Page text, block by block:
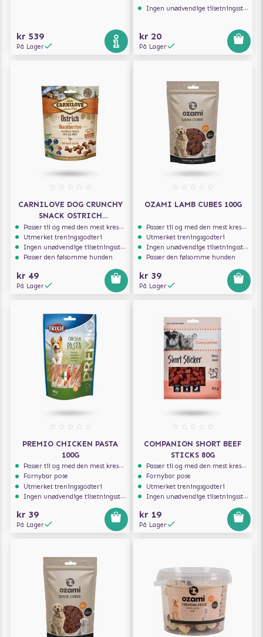
kr 539
På Lager
Ingen unødvendige tilsetningsstoffer
kr 20
På Lager
CARNILOVE DOG CRUNCHY
SNACK OSTRICH
BLACKBERRIES 200G
Passer til og med den mest kresne hunden
Utmerket treningsgodteri
Ingen unødvendige tilsetningsstoffer
Passer den følsomme hunden
kr 49
På Lager
OZAMI LAMB CUBES 100G
Passer til og med den mest kresne hunden
Utmerket treningsgodteri
Ingen unødvendige tilsetningsstoffer
Passer den følsomme hunden
kr 39
På Lager
PREMIO CHICKEN PASTA
100G
Passer til og med den mest kresne hunden
Fornybar pose
Utmerket treningsgodteri
Ingen unødvendige tilsetningsstoffer
kr 39
På Lager
COMPANION SHORT BEEF
STICKS 80G
Passer til og med den mest kresne hunden
Fornybar pose
Utmerket treningsgodteri
Ingen unødvendige tilsetningsstoffer
kr 19
På Lager